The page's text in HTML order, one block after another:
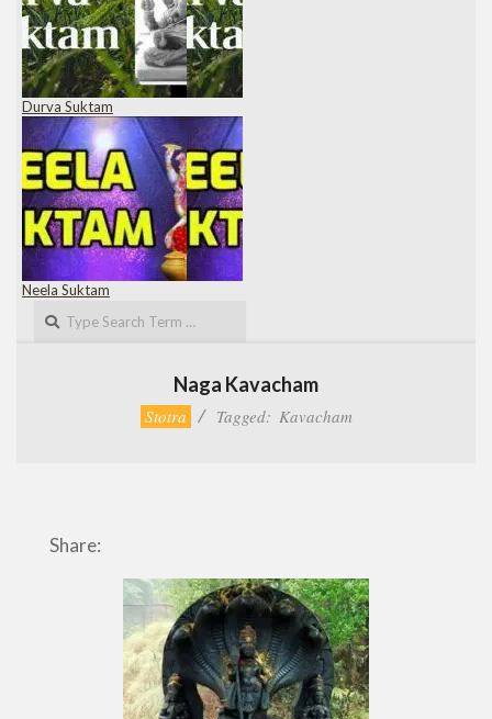
Durva Suktam
Neela Suktam
Naga Kavacham
Stotra Tagged: Kavacham
Share: